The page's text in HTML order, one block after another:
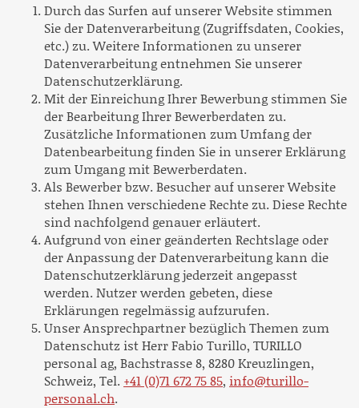
Durch das Surfen auf unserer Website stimmen
Sie der Datenverarbeitung (Zugriffsdaten, Cookies,
etc.) zu. Weitere Informationen zu unserer
Datenverarbeitung entnehmen Sie unserer
Datenschutzerklärung.
Mit der Einreichung Ihrer Bewerbung stimmen Sie
der Bearbeitung Ihrer Bewerberdaten zu.
Zusätzliche Informationen zum Umfang der
Datenbearbeitung finden Sie in unserer Erklärung
zum Umgang mit Bewerberdaten.
Als Bewerber bzw. Besucher auf unserer Website
stehen Ihnen verschiedene Rechte zu. Diese Rechte
sind nachfolgend genauer erläutert.
Aufgrund von einer geänderten Rechtslage oder
der Anpassung der Datenverarbeitung kann die
Datenschutzerklärung jederzeit angepasst
werden. Nutzer werden gebeten, diese
Erklärungen regelmässig aufzurufen.
Unser Ansprechpartner bezüglich Themen zum
Datenschutz ist Herr Fabio Turillo, TURILLO
personal ag, Bachstrasse 8, 8280 Kreuzlingen,
Schweiz, Tel. +41 (0)71 672 75 85, info@turillo-
personal.ch.